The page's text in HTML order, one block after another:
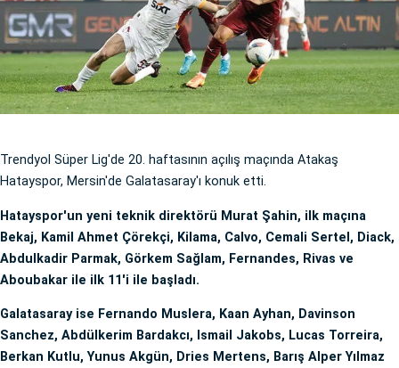
Trendyol Süper Lig'de 20. haftasının açılış maçında Atakaş
Hatayspor, Mersin'de Galatasaray'ı konuk etti.
Hatayspor'un yeni teknik direktörü Murat Şahin, ilk maçına
Bekaj, Kamil Ahmet Çörekçi, Kilama, Calvo, Cemali Sertel, Diack,
Abdulkadir Parmak, Görkem Sağlam, Fernandes, Rivas ve
Aboubakar ile ilk 11'i ile başladı.
Galatasaray ise Fernando Muslera, Kaan Ayhan, Davinson
Sanchez, Abdülkerim Bardakcı, Ismail Jakobs, Lucas Torreira,
Berkan Kutlu, Yunus Akgün, Dries Mertens, Barış Alper Yılmaz